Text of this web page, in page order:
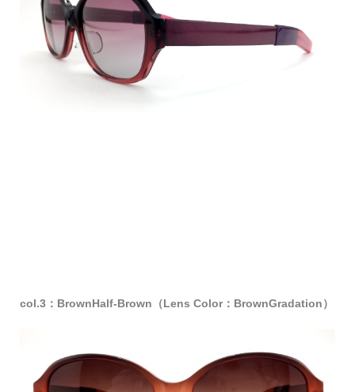
col.3：BrownHalf-Brown（Lens Color：BrownGradation）